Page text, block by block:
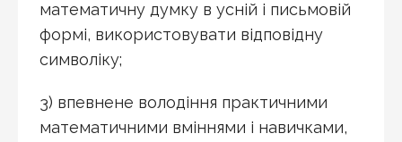
математичну думку в усній і письмовій
формі, використовувати відповідну
символіку;
3) впевнене володіння практичними
математичними вміннями і навичками,